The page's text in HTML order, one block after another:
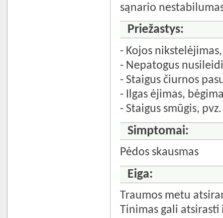
sąnario
Priežastys:
- Kojos
- Nepatogus
- Staigus čiurnos
- Ilgas ėjimas,
- Staigus smūgis,
Simptomai:
Pėdos skausmas
Eiga:
Traumos metu
Tinimas gali